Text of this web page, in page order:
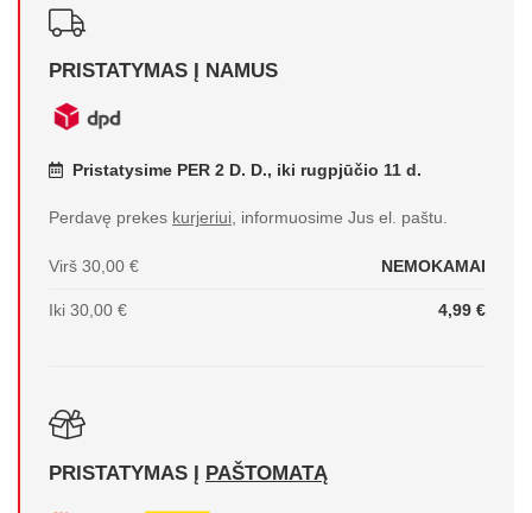
PRISTATYMAS Į NAMUS
Pristatysime PER 2 D. D., iki rugpjūčio 11 d.
Perdavę prekes kurjeriui, informuosime Jus el. paštu.
Virš 30,00 € NEMOKAMAI
Iki 30,00 € 4,99 €
PRISTATYMAS Į PAŠTOMATĄ